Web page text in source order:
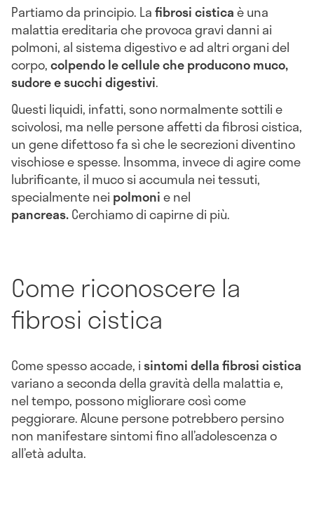
Partiamo da principio. Lafibrosi cisticaè una
malattia ereditaria che provoca gravi danni ai
polmoni, al sistema digestivo e ad altri organi del
corpo,colpendo le cellule che producono muco,
sudore e succhi digestivi.
Questi liquidi, infatti, sono normalmente sottili e
scivolosi, ma nelle persone affetti da fibrosi cistica,
un gene difettoso fa sì che le secrezioni diventino
vischiose e spesse. Insomma, invece di agire come
lubrificante, il muco si accumula nei tessuti,
specialmente nei polmonie nel
pancreas.Cerchiamo di capirne di più.
Come riconoscere la
fibrosi cistica
Come spesso accade, isintomi della fibrosi cistica
variano a seconda della gravità della malattia e,
nel tempo, possono migliorare così come
peggiorare. Alcune persone potrebbero persino
non manifestare sintomi fino all’adolescenza o
all’età adulta.